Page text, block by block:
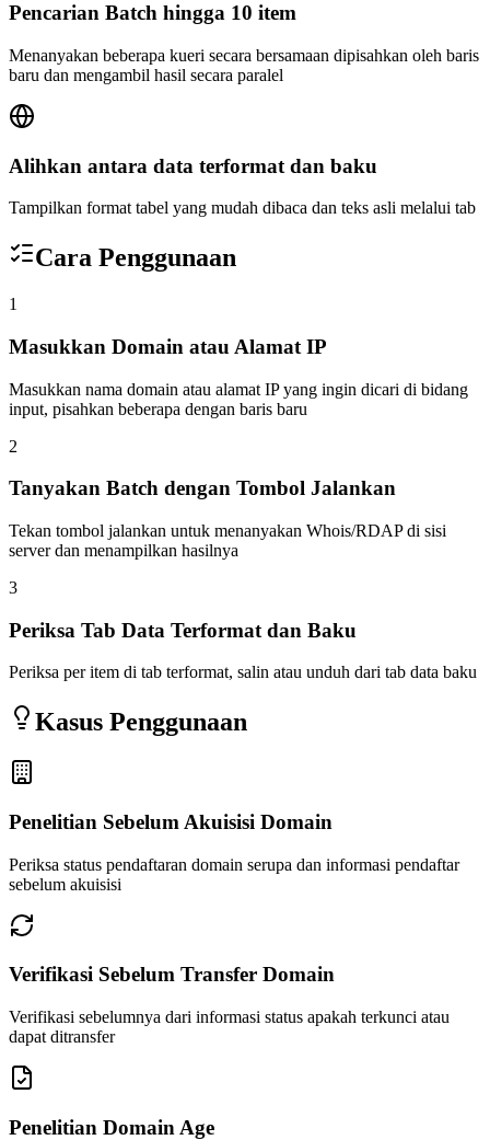
Pencarian Batch hingga 10 item
Menanyakan beberapa kueri secara bersamaan dipisahkan oleh baris
baru dan mengambil hasil secara paralel
Alihkan antara data terformat dan baku
Tampilkan format tabel yang mudah dibaca dan teks asli melalui tab
Cara Penggunaan
1
Masukkan Domain atau Alamat IP
Masukkan nama domain atau alamat IP yang ingin dicari di bidang
input, pisahkan beberapa dengan baris baru
2
Tanyakan Batch dengan Tombol Jalankan
Tekan tombol jalankan untuk menanyakan Whois/RDAP di sisi
server dan menampilkan hasilnya
3
Periksa Tab Data Terformat dan Baku
Periksa per item di tab terformat, salin atau unduh dari tab data baku
Kasus Penggunaan
Penelitian Sebelum Akuisisi Domain
Periksa status pendaftaran domain serupa dan informasi pendaftar
sebelum akuisisi
Verifikasi Sebelum Transfer Domain
Verifikasi sebelumnya dari informasi status apakah terkunci atau
dapat ditransfer
Penelitian Domain Age